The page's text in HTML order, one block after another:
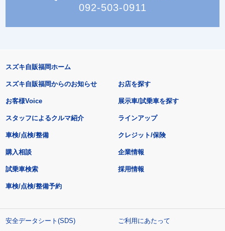
092-503-0911
スズキ自販福岡ホーム
スズキ自販福岡からのお知らせ
お客様Voice
スタッフによるクルマ紹介
お店を探す
展示車/試乗車を探す
ラインアップ
車検/点検/整備 クレジット/保険
購入相談
試乗車検索
車検/点検/整備予約
企業情報
採用情報
安全データシート(SDS)
ご利用にあたって